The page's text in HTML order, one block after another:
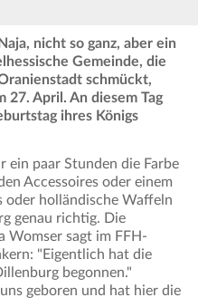
nicht so ganz, aber ein
Gemeinde, die
schmückt,
27. April. An diesem Tag
ihres Königs
ein paar Stunden die Farbe
Accessoires oder einem
oder holländische Waffeln
genau richtig. Die
Womser sagt im FFH-
"Eigentlich hat die
begonnen."
geboren und hat hier die